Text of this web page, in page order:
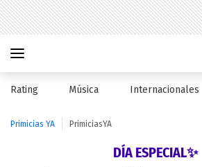
Rating Música Internacionales
Primicias YA PrimiciasYA
DÍA ESPECIAL✨